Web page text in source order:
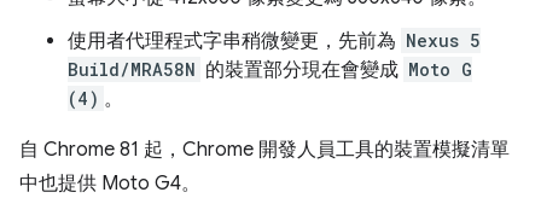
使用者代理程式字串稍微變更，先前為 Nexus 5
Build/MRA58N 的裝置部分現在會變成 Moto G
(4) 。
自 Chrome 81 起，Chrome 開發人員工具的裝置模擬清單
中也提供 Moto G4。